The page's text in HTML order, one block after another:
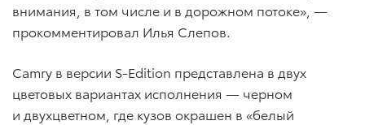
внимания, в том числе и в дорожном потоке», —
прокомментировал Илья Слепов.
Camry в версии S-Edition представлена в двух
цветовых вариантах исполнения — черном
и двухцветном, где кузов окрашен в «белый